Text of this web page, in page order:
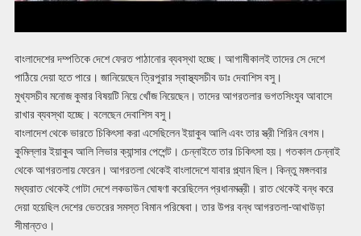
বাংলাদেশের দম্পতিকে দেশে ফেরত পাঠানোর ব্যবস্থা হচ্ছে। আগামীকালই তাদের সে দেশে
পাঠিয়ে দেয়া হতে পারে। জানিয়েছেন ত্রিপুরার স্বাস্থ্যসচীব ডাঃ দেবাশিস বসু।
মুখ্যসচীব মনোজ কুমার বিষয়টি নিয়ে খোঁজ নিয়েছেন। তাদের আগরতলার ভগতসিংযুব আবাসে
রাখার ব্যবস্থা হচ্ছে। বলেছেন দেবাশিস বসু।
বাংলাদেশ থেকে ভারতে চিকিৎসা করা এসেছিলেন ইয়াকুব আলি এবং তার স্ত্রী শিরিন বেগম।
কুমিল্লার ইয়াকুব আলি লিভার ক্যান্সার পেশেন্ট। চেন্নাইতে তার চিকিৎসা হয়। গতকাল চেন্নাই
থেকে আগরতলায় ফেরেন। আগরতলা থেকেই বাংলাদেশে যাবার প্ল্যান ছিল। কিন্তু মঙ্গলবার
মধ্যরাত থেকেই গোটা দেশে লকডাউন ঘোষণা করেছিলেন প্রধানমন্ত্রী। রাত থেকেই বন্ধ করে
দেয়া হয়েছিল দেশের ভেতরের সমস্ত বিমান পরিষেবা। তার উপর বন্ধ আগরতলা-আখাউড়া
সীমান্তও।